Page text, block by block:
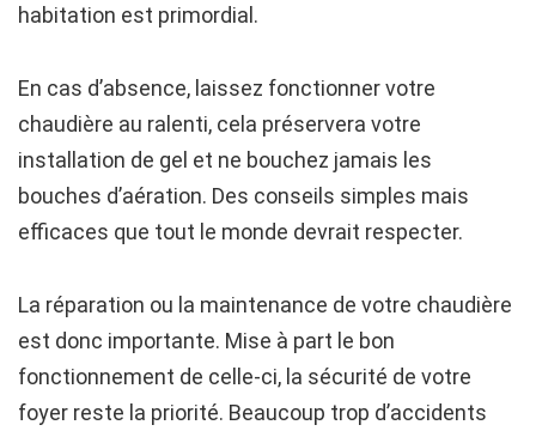
habitation est primordial.
En cas d’absence, laissez fonctionner votre
chaudière au ralenti, cela préservera votre
installation de gel et ne bouchez jamais les
bouches d’aération. Des conseils simples mais
efficaces que tout le monde devrait respecter.
La réparation ou la maintenance de votre chaudière
est donc importante. Mise à part le bon
fonctionnement de celle-ci, la sécurité de votre
foyer reste la priorité. Beaucoup trop d’accidents